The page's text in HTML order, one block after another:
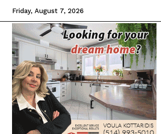
Friday, August 7, 2026